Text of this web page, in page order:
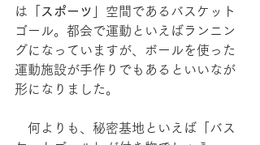
は「
スポーツ
」空間であるバスケット
ゴール。都会で運動といえばランニン
グになっていますが、ボールを使った
運動施設が手作りでもあるといいなが
形になりました。
何よりも、秘密基地といえば「バス